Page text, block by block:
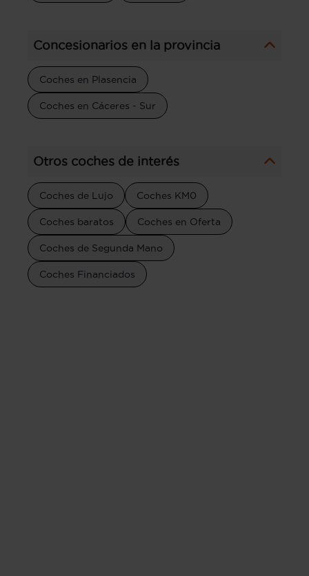
Concesionarios en la provincia
Coches en Plasencia
Coches en Cáceres - Sur
Otros coches de interés
Coches de Lujo Coches KM0
Coches baratos Coches en Oferta
Coches de Segunda Mano
Coches Financiados